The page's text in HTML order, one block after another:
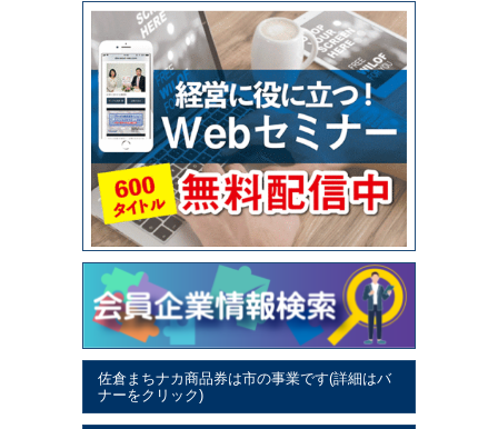
佐倉まちナカ商品券は市の事業です(詳細はバ
ナーをクリック)